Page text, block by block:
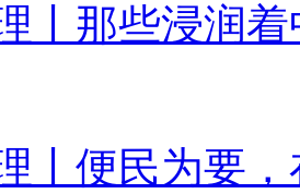
丨那些浸润
丨便民为要